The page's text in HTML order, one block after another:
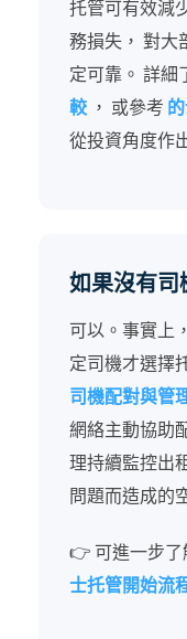
托管可有效減
務損失， 對大
定可靠。 詳細
較 ， 或參考
從投資角度作
如果沒有司
可以。事實上
定司機才選擇
司機配對與管
網絡主動協助
理持續監控出
問題而造成的
👉 可進一步了
士托管開始流